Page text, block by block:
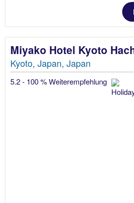
Miyako Hotel Kyoto
Kyoto, Japan, Japan
5.2 - 100 % Weiterempfehlung